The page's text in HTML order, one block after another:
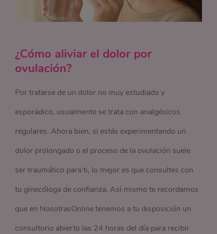
¿Cómo aliviar el dolor por
ovulación?
Por tratarse de un dolor no muy estudiado y
esporádico, usualmente se trata con analgésicos
regulares. Ahora bien, si estás experimentando un
dolor prolongado o el proceso de la ovulación suele
ser traumático para ti, lo mejor es que consultes con
tu ginecóloga de confianza. Así mismo te recordamos
que en NosotrasOnline tenemos a tu disposición un
consultorio abierto las 24 horas del día para recibir